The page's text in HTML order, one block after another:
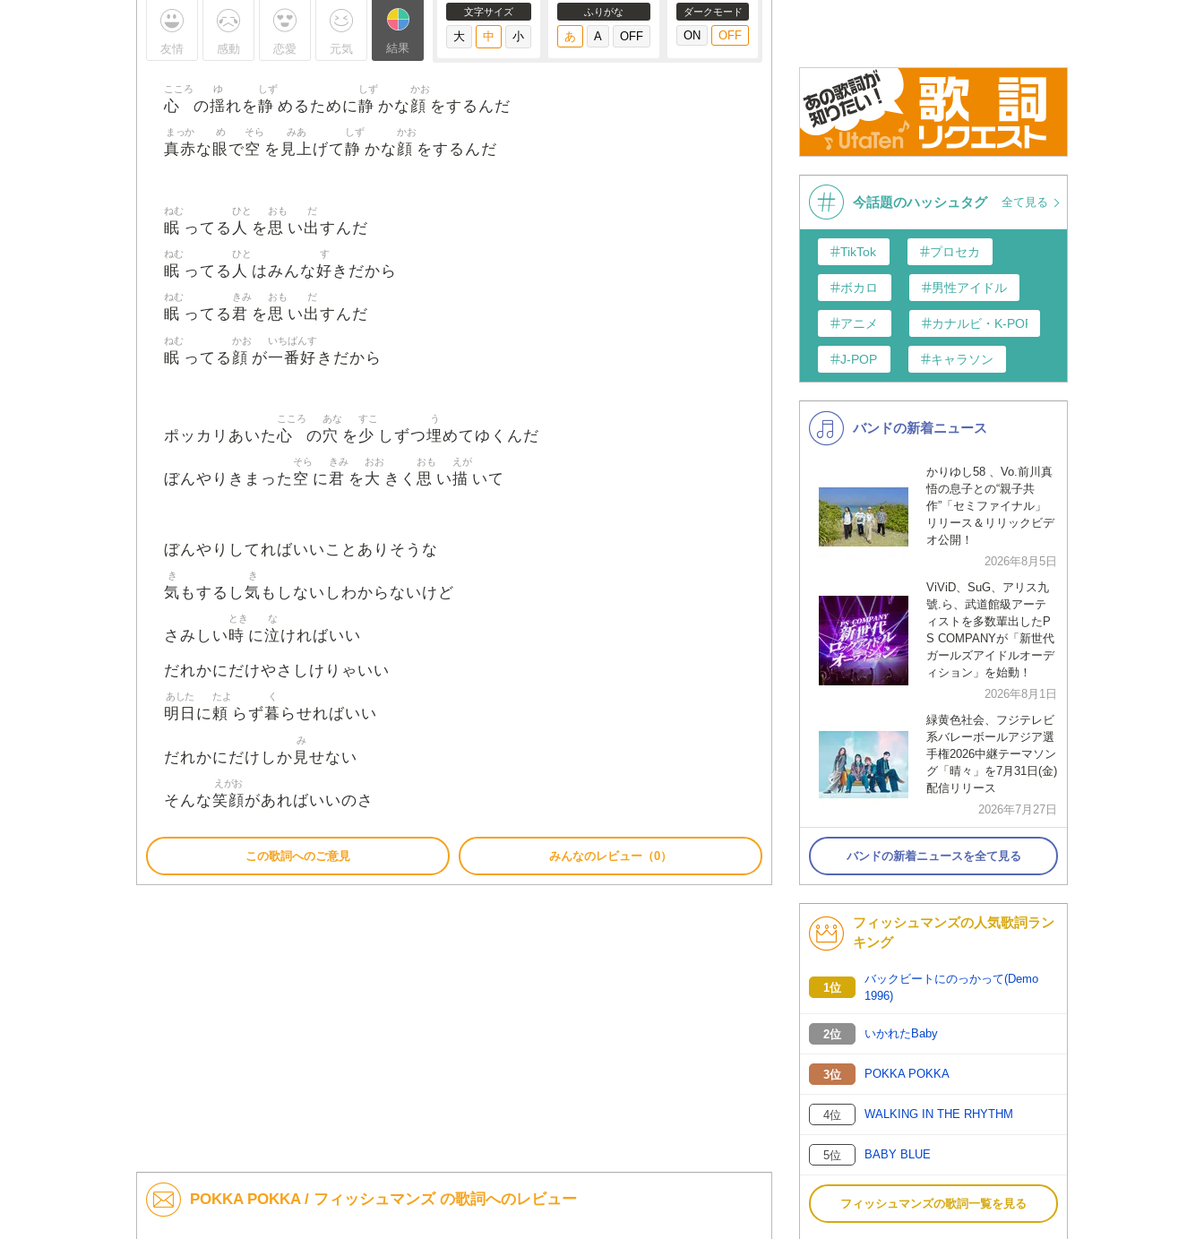
友情 感動 恋愛 元気 結果
文字サイズ ふりがな ダークモード
心
こころ
の揺
ゆ
れを静
しず
めるために静
しず
かな顔
かお
をするんだ
真赤
まっか
な 眼
め
で空
そら
を 見上
みあ
げて静
しず
かな顔
かお
をするんだ
眠
ねむ
ってる 人
ひと
を思
おも
い出
だ
すんだ
眠
ねむ
ってる 人
ひと
はみんな好
す
きだから
眠
ねむ
ってる君
きみ
を思
おも
い出
だ
すんだ
眠
ねむ
ってる 顔
かお
が一番好
いちばんす
きだから
ポッカリあいた心
こころ
の穴
あな
を少
すこ
しずつ埋
う
めてゆくんだ
ぼんやりきまった 空
そら
に君
きみ
を大
おお
きく 思
おも
い描
えが
いて
ぼんやりしてればいいことありそうな
気
き
もするし気
き
もしないしわからないけど
さみしい時
とき
に泣
な
ければいい
だれかにだけやさしけりゃいい
明日
あした
に頼
たよ
らず暮
く
らせればいい
だれかにだけしか 見
み
せない
そんな笑顔
えがお
があればいいのさ
この歌詞へのご意見 みんなのレビュー（0）
POKKA POKKA / フィッシュマンズ の歌詞へのレビュー
今話題のハッシュタグ 全て見る
TikTok プロセカ
ボカロ 男性アイドル
アニメ カナルビ・K-POP和訳
J-POP キャラソン
K-POP 演歌・歌謡
洋楽
VTuber ディズニー
バンドの新着ニュース
かりゆし58 、Vo.前川真
悟の息子との“親子共
作”「セミファイナル」
リリース＆リリックビデ
オ公開！
2026年8月5日
ViViD、SuG、アリス九
號.ら、武道館級アーテ
ィストを多数輩出したP
S COMPANYが「新世代
ガールズアイドルオーデ
ィション」を始動！
2026年8月1日
緑黄色社会、フジテレビ
系バレーボールアジア選
手権2026中継テーマソン
グ「晴々」を7月31日(金)
配信リリース
2026年7月27日
バンドの新着ニュースを全て見る
フィッシュマンズの人気歌詞ラン
キング
1位
バックビートにのっかって(Demo
1996)
2位 いかれたBaby
3位 POKKA POKKA
4位 WALKING IN THE RHYTHM
5位 BABY BLUE
フィッシュマンズの歌詞一覧を見る